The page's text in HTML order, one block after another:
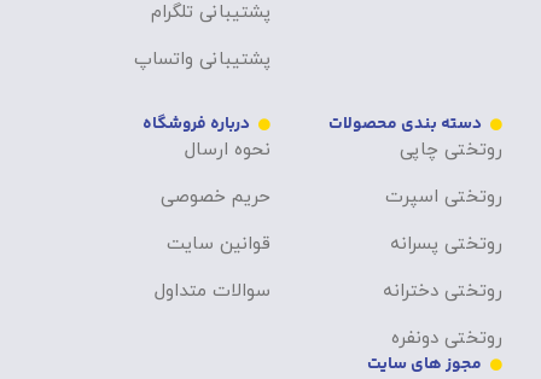
پشتیبانی تلگرام
پشتیبانی واتساپ
دسته بندی محصولات
روتختی چاپی
روتختی اسپرت
روتختی پسرانه
روتختی دخترانه
روتختی دونفره
درباره فروشگاه
نحوه ارسال
حریم خصوصی
قوانین سایت
سوالات متداول
مجوز های سایت